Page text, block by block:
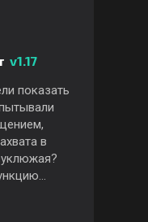
v1.17
показать
в